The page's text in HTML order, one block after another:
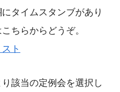
タイムスタンブがあり
ちらからどうぞ。
ト
該当の定例会を選択し